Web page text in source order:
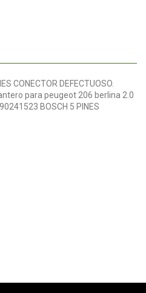
CONECTOR DEFECTUOSO.
para peugeot 206 berlina 2.0
BOSCH 5 PINES